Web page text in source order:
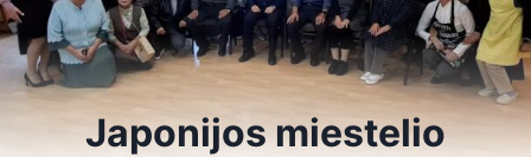
Japonijos miestelio